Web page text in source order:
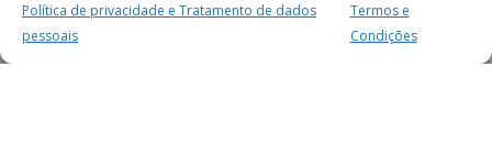
Política de privacidade e Tratamento de dados
pessoais
Termos e
Condições